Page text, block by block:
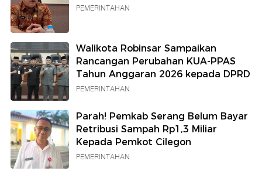
PEMERINTAHAN
Walikota Robinsar Sampaikan
Rancangan Perubahan KUA-PPAS
Tahun Anggaran 2026 kepada DPRD
PEMERINTAHAN
Parah! Pemkab Serang Belum Bayar
Retribusi Sampah Rp1,3 Miliar
Kepada Pemkot Cilegon
PEMERINTAHAN